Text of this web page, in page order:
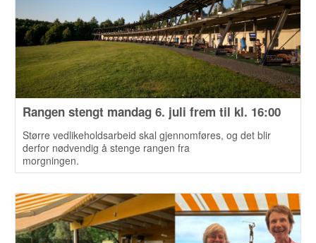
Rangen stengt mandag 6. juli frem til kl. 16:00
Større vedlikeholdsarbeid skal gjennomføres, og det blir
derfor nødvendig å stenge rangen fra
morgningen.